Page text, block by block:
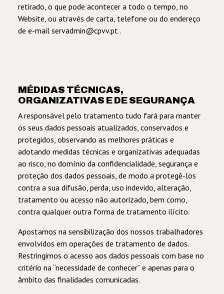
retirado, o que pode acontecer a todo o tempo, no
Website, ou através de carta, telefone ou do endereço
de e-mail servadmin@cpvv.pt .
MÉDIDAS TÉCNICAS,
ORGANIZATIVAS E DE SEGURANÇA
A responsável pelo tratamento tudo fará para manter
os seus dados pessoais atualizados, conservados e
protegidos, observando as melhores práticas e
adotando medidas técnicas e organizativas adequadas
ao risco, no domínio da confidencialidade, segurança e
proteção dos dados pessoais, de modo a protegê-los
contra a sua difusão, perda, uso indevido, alteração,
tratamento ou acesso não autorizado, bem como,
contra qualquer outra forma de tratamento ilícito.
Apostamos na sensibilização dos nossos trabalhadores
envolvidos em operações de tratamento de dados.
Restringimos o acesso aos dados pessoais com base no
critério na “necessidade de conhecer” e apenas para o
âmbito das finalidades comunicadas.